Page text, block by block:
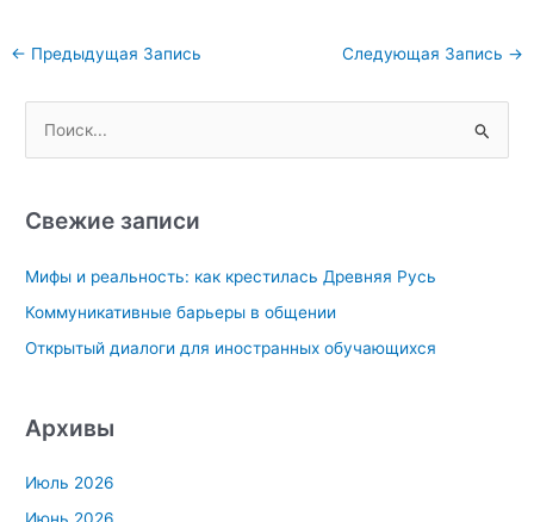
Навигация
записям
← Предыдущая Запись Следующая Запись →
с
:
Свежие записи
Мифы и реальность: как крестилась Древняя Русь
Коммуникативные барьеры в общении
Открытый диалоги для иностранных обучающихся
Архивы
Июль 2026